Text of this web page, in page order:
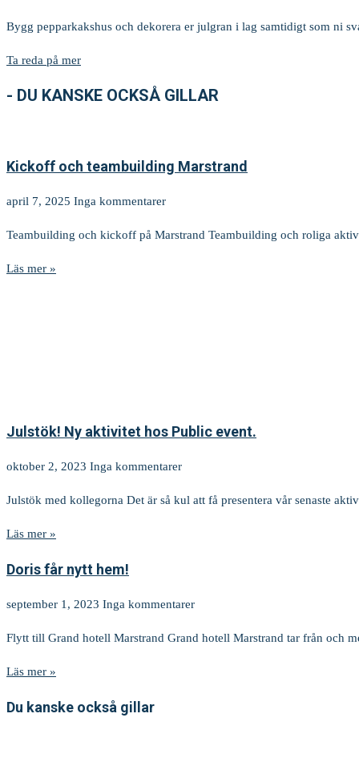
Bygg pepparkakshus och dekorera er julgran i lag samtidigt som ni
Ta reda på mer
- DU KANSKE OCKSÅ GILLAR
Kickoff och teambuilding Marstrand
april 7, 2025 Inga kommentarer
Teambuilding och kickoff på Marstrand Teambuilding och roliga
Läs mer »
Julstök! Ny aktivitet hos Public event.
oktober 2, 2023 Inga kommentarer
Julstök med kollegorna Det är så kul att få presentera vår senaste
Läs mer »
Doris får nytt hem!
september 1, 2023 Inga kommentarer
Flytt till Grand hotell Marstrand Grand hotell Marstrand tar från och
Läs mer »
Du kanske också gillar